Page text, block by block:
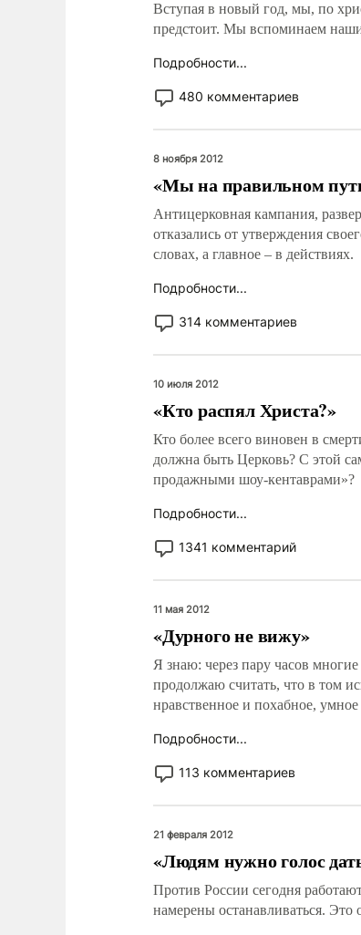
Вступая в новый год, мы, по
предстоит. Мы вспоминаем
Подробности...
480 комментариев
8 ноября 2012
«Мы на правильном
Антицерковная кампания,
отказались от утверждения
словах, а главное – в действиях.
Подробности...
314 комментариев
10 июля 2012
«Кто распял Христа?»
Кто более всего виновен в
должна быть Церковь? С этой
продажными шоу-кентаврами»?
Подробности...
1341 комментарий
11 мая 2012
«Дурного не вижу»
Я знаю: через пару часов
продолжаю считать, что в том
нравственное и похабное, умное
Подробности...
113 комментариев
21 февраля 2012
«Людям нужно голос
Против России сегодня
намерены останавливаться. Это